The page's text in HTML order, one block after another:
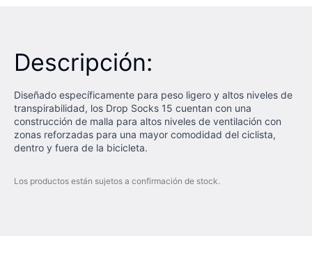
Descripción:
Diseñado específicamente para peso ligero y altos niveles de
transpirabilidad, los Drop Socks 15 cuentan con una
construcción de malla para altos niveles de ventilación con
zonas reforzadas para una mayor comodidad del ciclista,
dentro y fuera de la bicicleta.
Los productos están sujetos a confirmación de stock.